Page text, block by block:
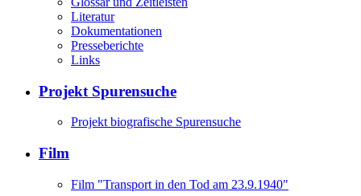
Literatur
Dokumentationen
Presseberichte
Links
Projekt Spurensuche
Projekt biografische Spurensuche
Film
Film "Transport in den Tod am 23.9.1940"